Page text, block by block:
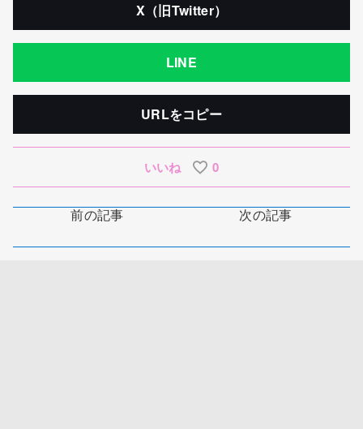
X（旧Twitter）
LINE
URLをコピー
いいね 0
前の記事 次の記事